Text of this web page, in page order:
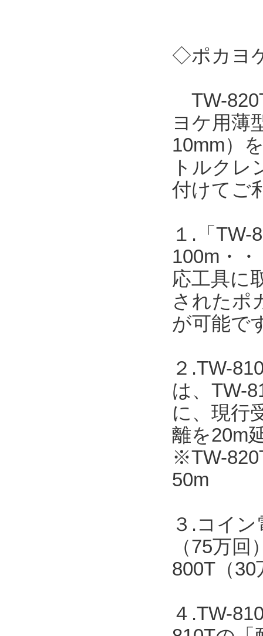
◇ポカヨ
TW-
ヨケ用薄
10mm）
トルクレ
付けてご
１.「TW-
100m・
応工具に
されたポ
が可能で
２.TW-
は、TW-
に、現行
離を20m
※TW-
50m
３.コイ
（75万
800T（
４.TW-